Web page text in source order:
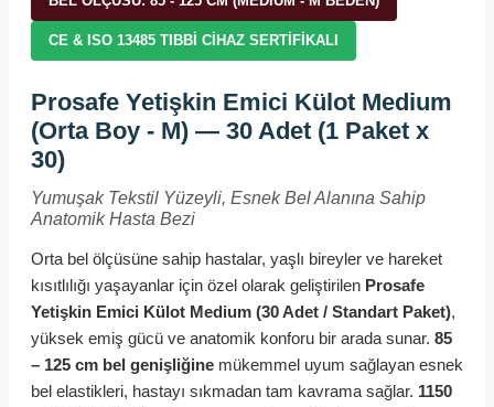
CE & ISO 13485 TIBBI CIHAZ SERTIFIKALI
Prosafe Yetişkin Emici Külot Medium
(Orta Boy - M) — 30 Adet (1 Paket x
30)
Yumuşak Tekstil Yüzeyli, Esnek Bel Alanına Sahip
Anatomik Hasta Bezi
Orta bel ölçüsüne sahip hastalar, yaşlı bireyler ve hareket
kısıtlılığı yaşayanlar için özel olarak geliştirilen Prosafe
Yetişkin Emici Külot Medium (30 Adet / Standart Paket),
yüksek emiş gücü ve anatomik konforu bir arada sunar. 85
– 125 cm bel genişliğine mükemmel uyum sağlayan esnek
bel elastikleri, hastayı sıkmadan tam kavrama sağlar. 1150